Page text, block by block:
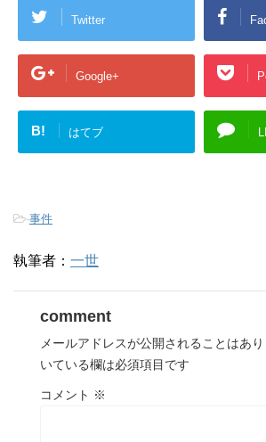
Twitter
Google+
B! はてブ
-事件
執筆者： 一世
comment
メールアドレスが公開されることはあり
いている欄は必須項目です
コメント ※